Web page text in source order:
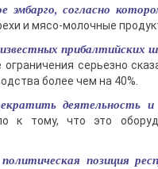
эмбарго, согласно
и мясо-молочные
прибалтийских
серьезно
более чем на 40%.
деятельность и
к тому, что это
позиция